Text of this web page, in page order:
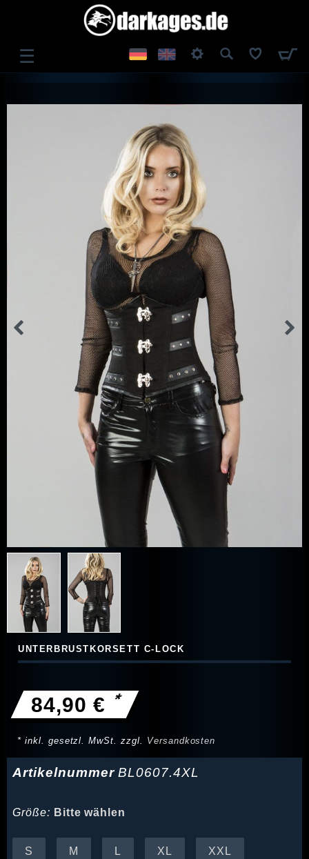
☰
UNTERBRUSTKORSETT C-LOCK
84,90 € *
* inkl. gesetzl. MwSt. zzgl. Versandkosten
ArtikelnummerBL0607.4XL
Größe: Bitte wählen
S M L XL XXL